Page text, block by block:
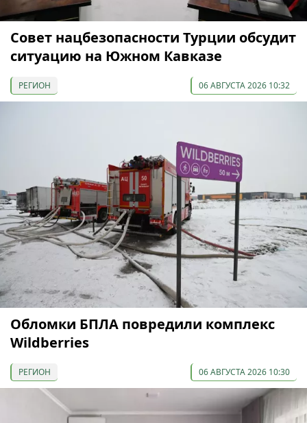
Совет нацбезопасности Турции обсудит
ситуацию на Южном Кавказе
РЕГИОН 06 АВГУСТА 2026 10:32
Обломки БПЛА повредили комплекс
Wildberries
РЕГИОН 06 АВГУСТА 2026 10:30